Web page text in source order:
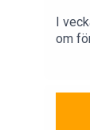
I
om
med
en